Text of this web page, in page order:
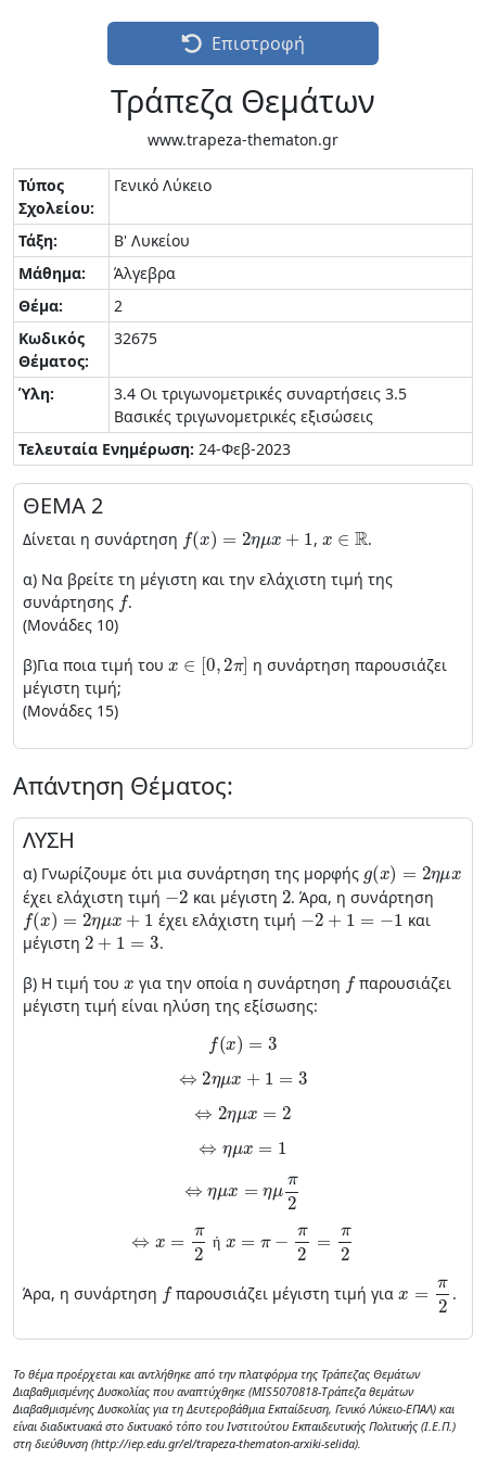
Επιστροφή
Τράπεζα Θεμάτων
www.trapeza-thematon.gr
Τύπος
Σχολείου:
Γενικό Λύκειο
Τάξη:
Β' Λυκείου
Μάθημα:
Άλγεβρα
Θέμα:
2
Κωδικός
Θέματος:
32675
Ύλη:
3.4 Οι τριγωνομετρικές συναρτήσεις 3.5
Βασικές τριγωνομετρικές εξισώσεις
Τελευταία Ενημέρωση: 24-Φεβ-2023
ΘΕΜΑ 2
Δίνεται η συνάρτηση
(x = μ
,
R
.
α) Να βρείτε τη μέγιστη και την ελάχιστη τιμή της
συνάρτησης
f
.
(Μονάδες 10)
β)Για ποια τιμή του
0, 2π ]
η συνάρτηση παρουσιάζει
μέγιστη τιμή;
(Μονάδες 15)
Απάντηση Θέματος:
ΛΥΣΗ
α) Γνωρίζουμε ότι μια συνάρτηση της μορφής
( ) ημ
έχει ελάχιστη τιμή
−2
και μέγιστη
2
. Άρα, η συνάρτηση
f(x)=2ημx+1
έχει ελάχιστη τιμή
−2+ 1=−1
και
μέγιστη
2+1=3
.
β) Η τιμή του
για την οποία η συνάρτηση
παρουσιάζει
μέγιστη τιμή είναι ηλύση της εξίσωσης:
f(x)
⇔2ημ x+1 =3
⇔2ημx= 2
⇔ημx= 1
π2
π 2=
Άρα, η συνάρτηση παρουσιάζει μέγιστη τιμή για
2
.
Το θέμα προέρχεται και αντλήθηκε από την πλατφόρμα της Τράπεζας Θεμάτων
Διαβαθμισμένης Δυσκολίας που αναπτύχθηκε (MIS5070818-Tράπεζα θεμάτων
Διαβαθμισμένης Δυσκολίας για τη Δευτεροβάθμια Εκπαίδευση, Γενικό Λύκειο-ΕΠΑΛ) και
είναι διαδικτυακά στο δικτυακό τόπο του Ινστιτούτου Εκπαιδευτικής Πολιτικής (Ι.Ε.Π.)
στη διεύθυνση (http://iep.edu.gr/el/trapeza-thematon-arxiki-selida).